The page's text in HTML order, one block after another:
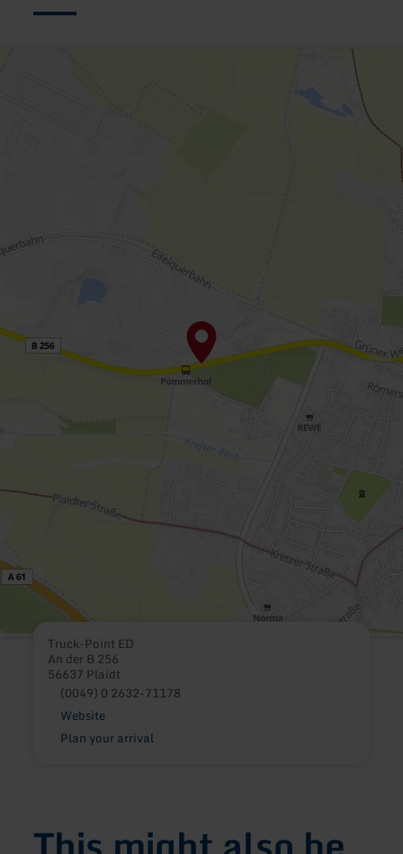
Truck-Point ED
An der B 256
56637 Plaidt
(0049) 0 2632-71178
Website
Plan your arrival